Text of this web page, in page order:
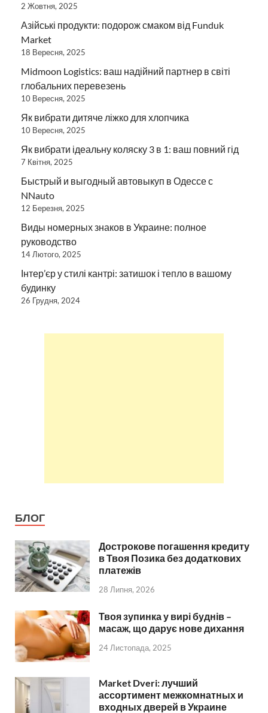
2 Жовтня, 2025
Азійські продукти: подорож смаком від Funduk
Market
18 Вересня, 2025
Midmoon Logistics: ваш надійний партнер в світі
глобальних перевезень
10 Вересня, 2025
Як вибрати дитяче ліжко для хлопчика
10 Вересня, 2025
Як вибрати ідеальну коляску 3 в 1: ваш повний гід
7 Квітня, 2025
Быстрый и выгодный автовыкуп в Одессе с
NNauto
12 Березня, 2025
Виды номерных знаков в Украине: полное
руководство
14 Лютого, 2025
Інтер’єр у стилі кантрі: затишок і тепло в вашому
будинку
26 Грудня, 2024
БЛОГ
Дострокове погашення кредиту
в Твоя Позика без додаткових
платежів
28 Липня, 2026
Твоя зупинка у вирі буднів –
масаж, що дарує нове дихання
24 Листопада, 2025
Market Dveri: лучший
ассортимент межкомнатных и
входных дверей в Украине